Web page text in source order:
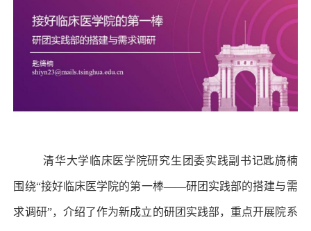
清华大学临床医学院研究生团委实践副书记匙旖楠
围绕“接好临床医学院的第一棒——研团实践部的搭建与需
求调研”，介绍了作为新成立的研团实践部，重点开展院系